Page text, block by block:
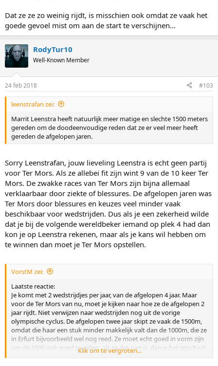
Dat ze ze zo weinig rijdt, is misschien ook omdat ze vaak het
goede gevoel mist om aan de start te verschijnen...
RodyTur10
Well-Known Member
24 feb 2018 #103
leenstrafan zei:
Marrit Leenstra heeft natuurlijk meer matige en slechte 1500 meters
gereden om de doodeenvoudige reden dat ze er veel meer heeft
gereden de afgelopen jaren.
Sorry Leenstrafan, jouw lieveling Leenstra is echt geen partij
voor Ter Mors. Als ze allebei fit zijn wint 9 van de 10 keer Ter
Mors. De zwakke races van Ter Mors zijn bijna allemaal
verklaarbaar door ziekte of blessures. De afgelopen jaren was
Ter Mors door blessures en keuzes veel minder vaak
beschikbaar voor wedstrijden. Dus als je een zekerheid wilde
dat je bij de volgende wereldbeker iemand op plek 4 had dan
kon je op Leenstra rekenen, maar als je kans wil hebben om
te winnen dan moet je Ter Mors opstellen.
VorstM zei:
Laatste reactie:
Je komt met 2 wedstrijdjes per jaar, van de afgelopen 4 jaar. Maar
voor de Ter Mors van nu, moet je kijken naar hoe ze de afgelopen 2
jaar rijdt. Niet verwijzen naar wedstrijden nog uit de vorige
olympische cyclus. De afgelopen twee jaar skipt ze vaak de 1500m,
omdat die haar een stuk minder makkelijk valt dan de 1000m, die ze
in Erfurt bijvoorbeeld wel nog reed. Ze moet echt goed in vorm zijn
om de 1500 ook goed te rijden, als ze dat niet is, dan is het resultaat
ook beduidend minder. Iemand als Joeskov, die kan hele goede
Klik om te vergroten...